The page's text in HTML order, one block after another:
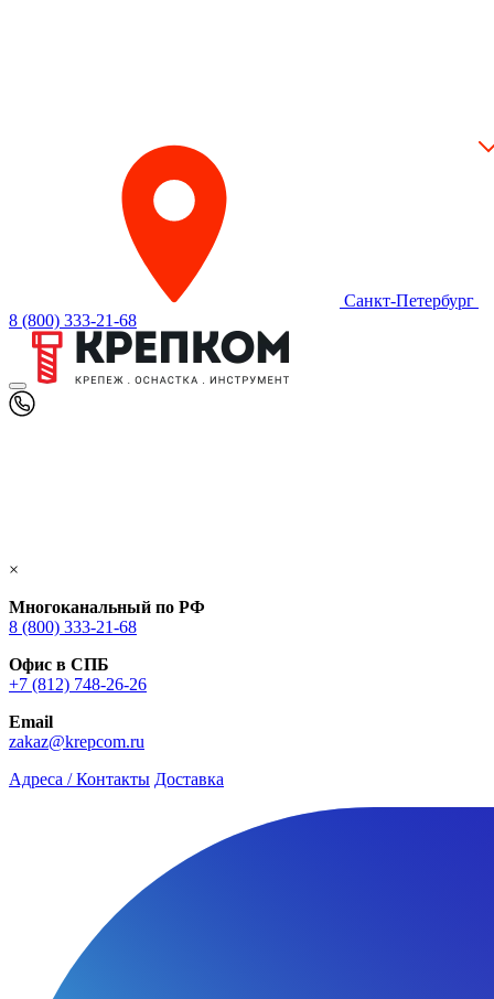
Санкт-Петербург
8 (800) 333-21-68
×
Многоканальный по РФ
8 (800) 333‑21-68
Офис в СПБ
+7 (812) 748‑26-26
Email
zakaz@krepcom.ru
Адреса / Контакты Доставка